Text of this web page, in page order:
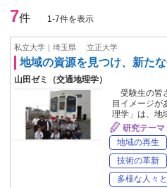
7件 1-7件を表示
私立大学｜埼玉県 立正大学
地域の資源を見つけ、新た
山田ゼミ（交通地理学）
受験生の皆
目イメージが
理学」は、地
研究テーマ
地域の再生
技術の革新
多様な人々